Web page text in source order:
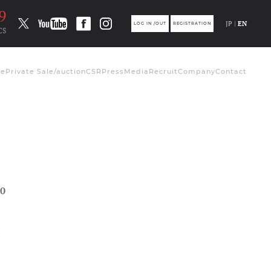
LOG IN /OUT REGISTRATION JP | EN
Private Sale/auctionCSRPress Media RecruitCompanyContact
0